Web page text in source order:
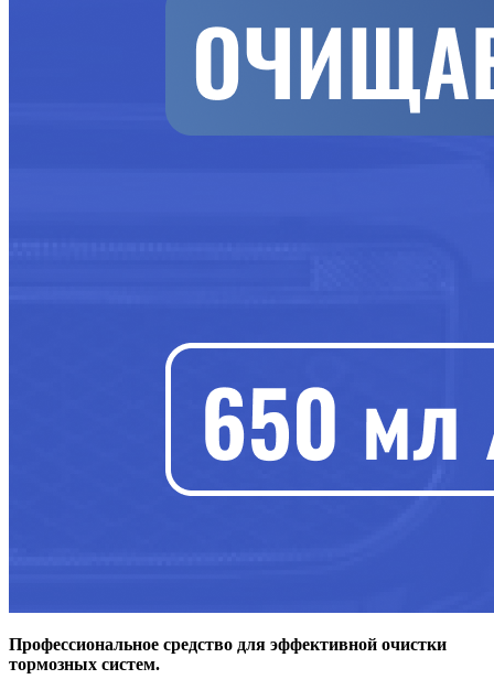
Профессиональное средство для эффективной очистки
тормозных систем.